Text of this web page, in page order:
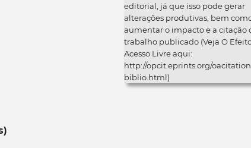
editorial, já que isso pode gerar
alterações produtivas, bem
aumentar o impacto e a citação
trabalho publicado (Veja O
Acesso Livre aqui:
http://opcit.eprints.org/
biblio.html)